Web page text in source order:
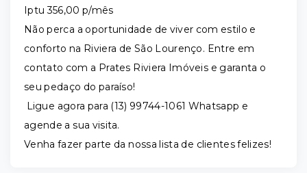
Iptu 356,00 p/mês
Não perca a oportunidade de viver com estilo e
conforto na Riviera de São Lourenço. Entre em
contato com a Prates Riviera Imóveis e garanta o
seu pedaço do paraíso!
Ligue agora para (13) 99744-1061 Whatsapp e
agende a sua visita.
Venha fazer parte da nossa lista de clientes felizes!